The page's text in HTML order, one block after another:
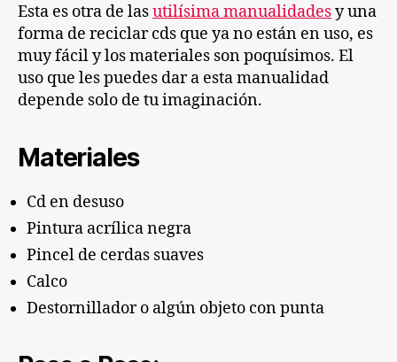
Esta es otra de lasutilísima manualidadesy una
forma de reciclar cds que ya no están en uso, es
muy fácil y los materiales son poquísimos. El
uso que les puedes dar a esta manualidad
depende solo de tu imaginación.
Materiales
Cd en desuso
Pintura acrílica negra
Pincel de cerdas suaves
Calco
Destornillador o algún objeto con punta